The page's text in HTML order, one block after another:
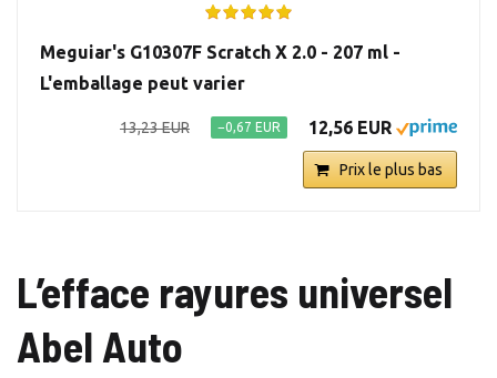
Meguiar's G10307F Scratch X 2.0 - 207 ml -
L'emballage peut varier
13,23 EUR −0,67 EUR 12,56 EUR
Prix le plus bas
L’efface rayures universel
Abel Auto